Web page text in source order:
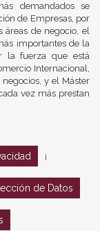
demandados se
de Empresas, por
áreas de negocio, el
importantes de la
la fuerza que está
Internacional,
y el Máster
vez más prestan
de Datos